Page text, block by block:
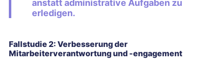
anstatt administrative Aufgaben zu
erledigen.
Fallstudie 2: Verbesserung der
Mitarbeiterverantwortung und -engagement